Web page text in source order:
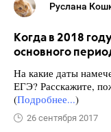
Руслана
Когда в 2018
основного
На какие даты
ЕГЭ? Расскажите,
(Подробнее...)
26 сентября 2017